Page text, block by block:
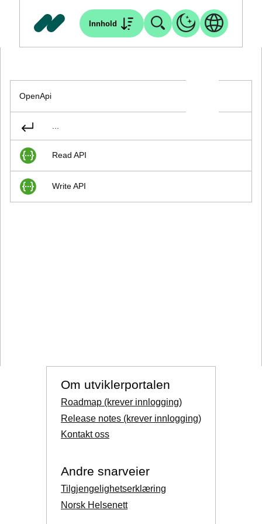
Innhold
OpenApi
Read API
Write API
Om utviklerportalen
Roadmap (krever innlogging)
Release notes (krever innlogging)
Kontakt oss
Andre snarveier
Tilgjengelighetserklæring
Norsk Helsenett